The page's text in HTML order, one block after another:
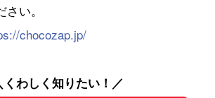
い。
chocozap.jp/
くわしく知りたい！／